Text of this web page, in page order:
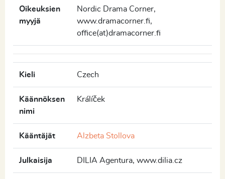
Oikeuksien
myyjä
Nordic Drama Corner,
www.dramacorner.fi,
office(at)dramacorner.fi
Kieli Czech
Käännöksen
nimi
Králíček
Kääntäjät Alzbeta Stollova
Julkaisija DILIA Agentura, www.dilia.cz